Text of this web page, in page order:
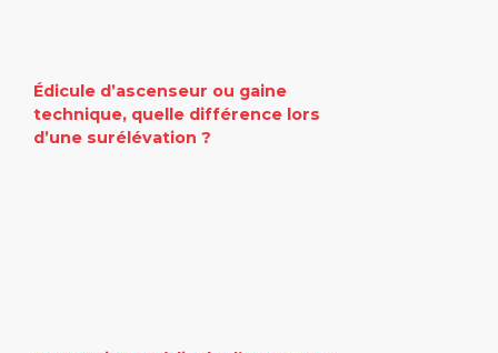
Édicule d’ascenseur ou gaine
technique, quelle différence lors
d’une surélévation ?